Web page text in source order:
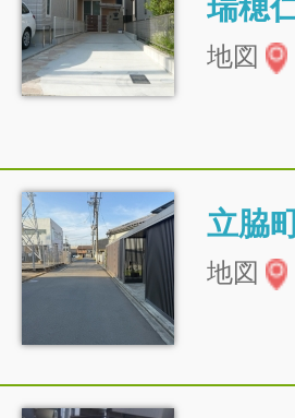
瑞穂
地図
立脇
地図